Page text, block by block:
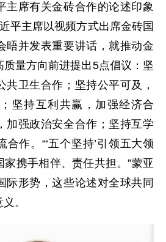
席有关金砖合作的论述印象
平主席以视频方式出席金砖国
晤并发表重要讲话，就推动金
量方向前进提出5点倡议：坚
共卫生合作；坚持公平可及，
坚持互利共赢，加强经济合
加强政治安全合作；坚持互学
作。“‘五个坚持’引领五大领
携手相伴、责任共担。”蒙亚
际形势，这些论述对全球共同
。